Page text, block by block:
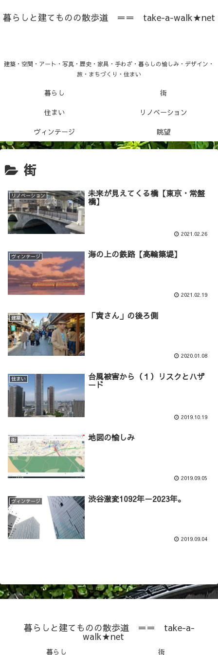
暮らしと建てものの散歩道 ＝＝ take-a-walk★net
建築・空間・アート・写真・歴史・家具・手わざ・暮らしの愉しみ・デザイン・
旅・まちづくり・住まい
暮らし
街
住まい
リノベーション
ヴィンテージ
眺望
街
リノベーション 未来が見えてくる橋【東京・常盤
橋】
2021.02.26
ヴィンテージ 海の上の鉄路【高輪築堤】
2021.02.19
建築 「寅さん」の後ろ側
2020.01.08
住まい 台風被害から（１）リスクとハザ
ード
2019.10.19
街 地図の愉しみ
2019.09.05
ヴィンテージ 渋谷激変1092年－2023年。
2019.09.04
暮らしと建てものの散歩道 ＝＝ take-a-
walk★net
暮らし 街